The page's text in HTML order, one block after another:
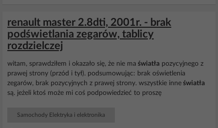
renault master 2.8dti, 2001r. - brak
podświetlania zegarów, tablicy
rozdzielczej
witam, sprawdziłem i okazało się, że nie ma światła pozycyjnego z
prawej strony (przód i tył). podsumowując: brak oświetlenia
zegarów, brak pozycyjnych z prawej strony. wszystkie inne światła
są. jeżeli ktoś może mi coś podpowiedzieć to proszę
Samochody Elektryka i elektronika